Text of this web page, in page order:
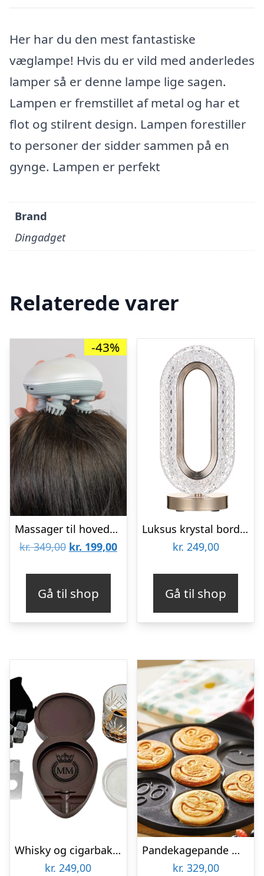
Her har du den mest fantastiske
væglampe! Hvis du er vild med anderledes
lamper så er denne lampe lige sagen.
Lampen er fremstillet af metal og har et
flot og stilrent design. Lampen forestiller
to personer der sidder sammen på en
gynge. Lampen er perfekt
Brand
Dingadget
Relaterede varer
-43%
Massager til hovedbund, nakke og skuldre
kr.349,00 Den
var:
kr. 349,00.
kr. 199,00Den
kr. 199,00.
Gå til shop
Luksus krystal bordlampe
kr. 249,00
Gå til shop
Whisky og cigarbakke – Coaster til whiskyglas
kr. 249,00
Pandekagepande med smiley ansigter
kr. 329,00